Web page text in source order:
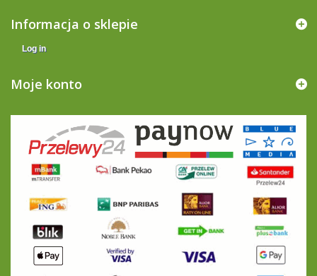
Informacja o sklepie
Log in
Moje konto